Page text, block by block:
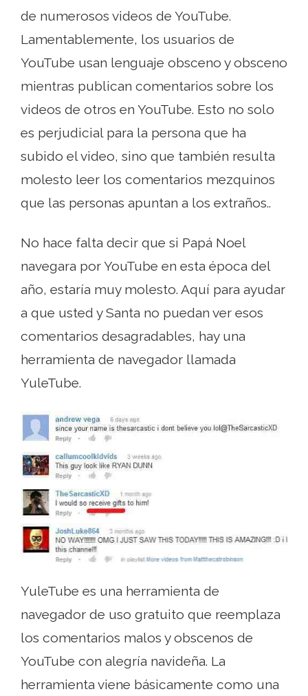
de numerosos videos de YouTube.
Lamentablemente, los usuarios de
YouTube usan lenguaje obsceno y obsceno
mientras publican comentarios sobre los
videos de otros en YouTube. Esto no solo
es perjudicial para la persona que ha
subido el video, sino que también resulta
molesto leer los comentarios mezquinos
que las personas apuntan a los extraños..
No hace falta decir que si Papá Noel
navegara por YouTube en esta época del
año, estaría muy molesto. Aquí para ayudar
a que usted y Santa no puedan ver esos
comentarios desagradables, hay una
herramienta de navegador llamada
YuleTube.
YuleTube es una herramienta de
navegador de uso gratuito que reemplaza
los comentarios malos y obscenos de
YouTube con alegría navideña. La
herramienta viene básicamente como una